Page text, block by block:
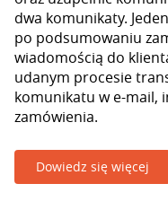
dwa komunikaty.
po podsumowaniu
wiadomością do
udanym procesie
komunikatu w e-mail,
zamówienia.
Dowiedz się więcej